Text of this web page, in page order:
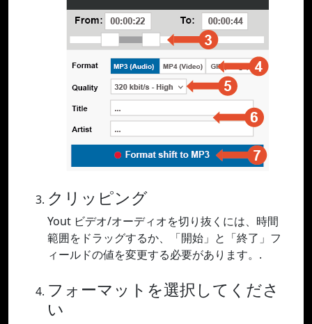
クリッピング
Yout ビデオ/オーディオを切り抜くには、時間
範囲をドラッグするか、「開始」と「終了」フ
ィールドの値を変更する必要があります。.
フォーマットを選択してくださ
い